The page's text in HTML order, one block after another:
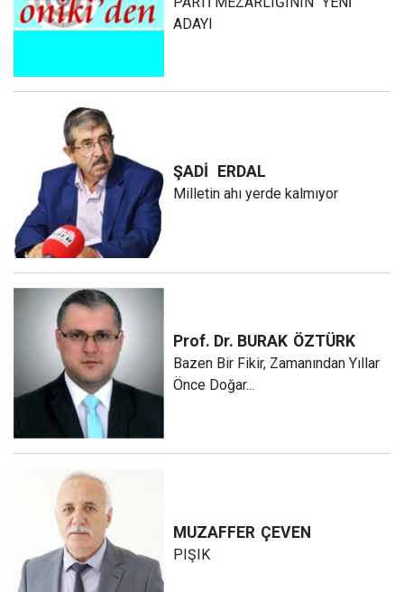
ADAYI
ŞADİ ERDAL
Milletin ahı yerde kalmıyor
Prof. Dr. BURAK ÖZTÜRK
Bazen Bir Fikir, Zamanından Yıllar
Önce Doğar...
MUZAFFER ÇEVEN
PIŞIK